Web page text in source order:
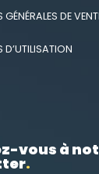
DE
vous à
.